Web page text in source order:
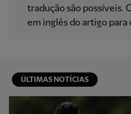
tradução são possíveis.
em inglês do artigo para
ÚLTIMAS NOTÍCIAS